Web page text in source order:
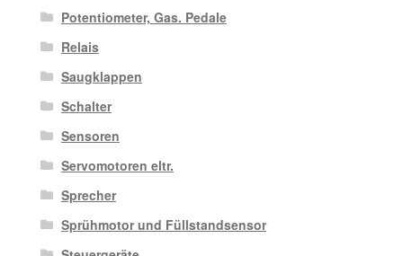
Potentiometer, Gas. Pedale
Relais
Saugklappen
Schalter
Sensoren
Servomotoren eltr.
Sprecher
Sprühmotor und Füllstandsensor